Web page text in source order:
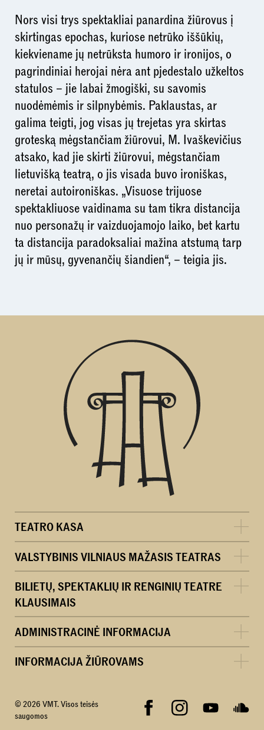
Nors visi trys spektakliai panardina žiūrovus į
skirtingas epochas, kuriose netrūko iššūkių,
kiekviename jų netrūksta humoro ir ironijos, o
pagrindiniai herojai nėra ant pjedestalo užkeltos
statulos – jie labai žmogiški, su savomis
nuodėmėmis ir silpnybėmis. Paklaustas, ar
galima teigti, jog visas jų trejetas yra skirtas
groteską mėgstančiam žiūrovui, M. Ivaškevičius
atsako, kad jie skirti žiūrovui, mėgstančiam
lietuvišką teatrą, o jis visada buvo ironiškas,
neretai autoironiškas. „Visuose trijuose
spektakliuose vaidinama su tam tikra distancija
nuo personažų ir vaizduojamojo laiko, bet kartu
ta distancija paradoksaliai mažina atstumą tarp
jų ir mūsų, gyvenančių šiandien“, – teigia jis.
© 2026 VMT. Visos teisės
saugomos
TEATRO KASA
VALSTYBINIS VILNIAUS MAŽASIS TEATRAS
BILIETŲ, SPEKTAKLIŲ IR RENGINIŲ TEATRE
KLAUSIMAIS
ADMINISTRACINĖ INFORMACIJA
INFORMACIJA ŽIŪROVAMS